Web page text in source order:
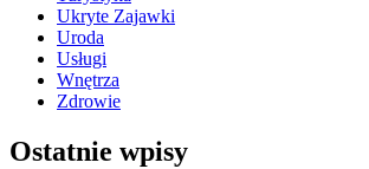
Ukryte Zajawki
Uroda
Usługi
Wnętrza
Zdrowie
Ostatnie wpisy